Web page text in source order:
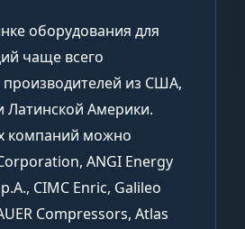
оборудования для
чаще всего
из США,
Латинской Америки.
компаний можно
ANGI Energy
CIMC Enric, Galileo
Compressors, Atlas